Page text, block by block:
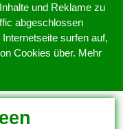
und Reklame zu
abgeschlossen
surfen auf,
Cookies über. Mehr